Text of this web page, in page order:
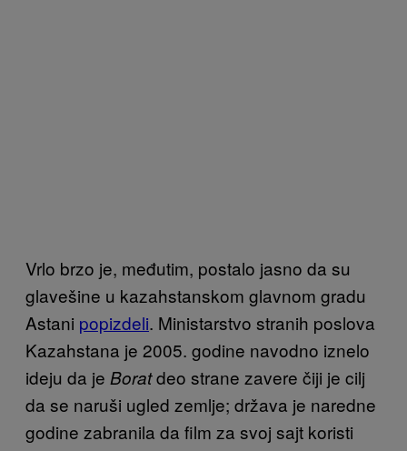
Vrlo brzo je, međutim, postalo jasno da su
glavešine u kazahstanskom glavnom gradu
Astani popizdeli. Ministarstvo stranih poslova
Kazahstana je 2005. godine navodno iznelo
ideju da je Boratdeo strane zavere čiji je cilj
da se naruši ugled zemlje; država je naredne
godine zabranila da film za svoj sajt koristi